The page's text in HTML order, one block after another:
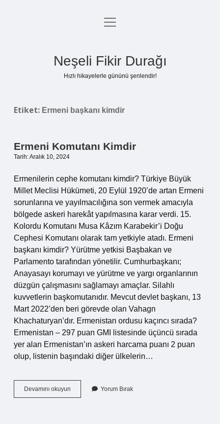
Anasayfa
menüyü
Neşeli Fikir Durağı
Hızlı hikayelerle gününü şenlendir!
Etiket: Ermeni başkanı kimdir
Ermeni Komutanı Kimdir
Tarih: Aralık 10, 2024
Ermenilerin cephe komutanı kimdir? Türkiye Büyük
Millet Meclisi Hükümeti, 20 Eylül 1920’de artan Ermeni
sorunlarına ve yayılmacılığına son vermek amacıyla
bölgede askeri harekât yapılmasına karar verdi. 15.
Kolordu Komutanı Musa Kâzım Karabekir’i Doğu
Cephesi Komutanı olarak tam yetkiyle atadı. Ermeni
başkanı kimdir? Yürütme yetkisi Başbakan ve
Parlamento tarafından yönetilir. Cumhurbaşkanı;
Anayasayı korumayı ve yürütme ve yargı organlarının
düzgün çalışmasını sağlamayı amaçlar. Silahlı
kuvvetlerin başkomutanıdır. Mevcut devlet başkanı, 13
Mart 2022’den beri görevde olan Vahagn
Khachaturyan’dır. Ermenistan ordusu kaçıncı sırada?
Ermenistan – 297 puan GMI listesinde üçüncü sırada
yer alan Ermenistan’ın askeri harcama puanı 2 puan
olup, listenin başındaki diğer ülkelerin…
Devamını okuyun
Komutanı
Yorum Bırak